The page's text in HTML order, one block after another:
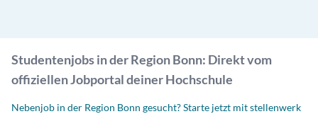
Studentenjobs in der Region Bonn: Direkt vom
offiziellen Jobportal deiner Hochschule
Nebenjob in der Region Bonn gesucht? Starte jetzt mit stellenwerk